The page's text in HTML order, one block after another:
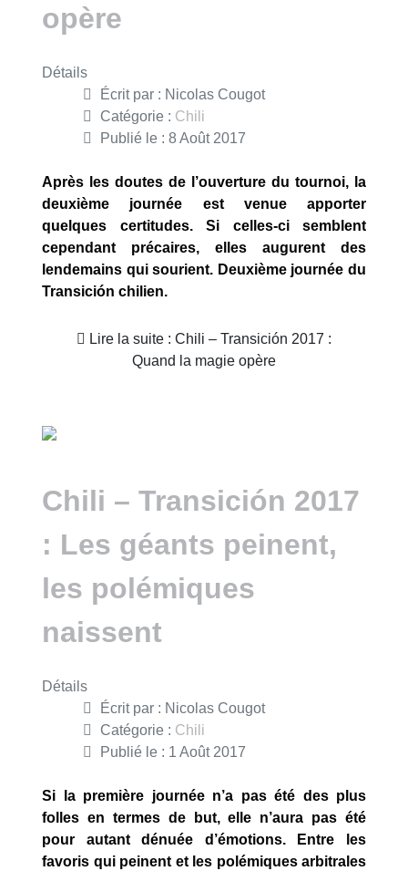
opère
Détails
Écrit par : Nicolas Cougot
Catégorie : Chili
Publié le : 8 Août 2017
Après les doutes de l’ouverture du tournoi, la
deuxième journée est venue apporter
quelques certitudes. Si celles-ci semblent
cependant précaires, elles augurent des
lendemains qui sourient. Deuxième journée du
Transición chilien.
Lire la suite : Chili – Transición 2017 :
Quand la magie opère
Chili – Transición 2017
: Les géants peinent,
les polémiques
naissent
Détails
Écrit par : Nicolas Cougot
Catégorie : Chili
Publié le : 1 Août 2017
Si la première journée n’a pas été des plus
folles en termes de but, elle n’aura pas été
pour autant dénuée d’émotions. Entre les
favoris qui peinent et les polémiques arbitrales